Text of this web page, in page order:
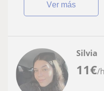
ver más
11€/h
Silvia